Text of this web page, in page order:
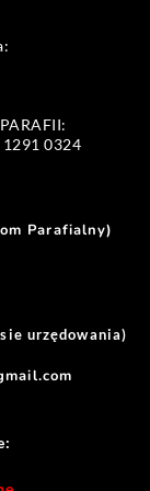
0324
Parafialny)
urzędowania)